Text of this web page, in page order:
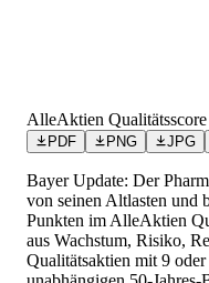
AlleAktien Qualitätsscore
PDF PNG JPG
Bayer Update: Der
von seinen Altlasten und
Punkten im AlleAktien
aus Wachstum, Risiko,
Qualitätsaktien mit 9